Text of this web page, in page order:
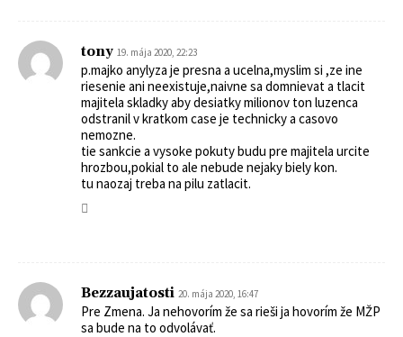
tony 19. mája 2020, 22:23
p.majko anylyza je presna a ucelna,myslim si ,ze ine
riesenie ani neexistuje,naivne sa domnievat a tlacit
majitela skladky aby desiatky milionov ton luzenca
odstranil v kratkom case je technicky a casovo
nemozne.
tie sankcie a vysoke pokuty budu pre majitela urcite
hrozbou,pokial to ale nebude nejaky biely kon.
tu naozaj treba na pilu zatlacit.
Bezzaujatosti 20. mája 2020, 16:47
Pre Zmena. Ja nehovorím že sa rieši ja hovorím že MŽP
sa bude na to odvolávať.